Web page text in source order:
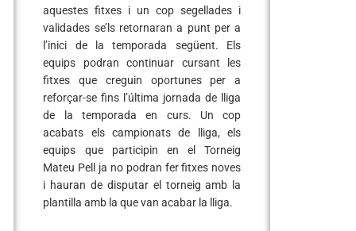
aquestes fitxes i un cop segellades i
validades se’ls retornaran a punt per a
l’inici de la temporada següent. Els
equips podran continuar cursant les
fitxes que creguin oportunes per a
reforçar-se fins l’última jornada de lliga
de la temporada en curs. Un cop
acabats els campionats de lliga, els
equips que participin en el Torneig
Mateu Pell ja no podran fer fitxes noves
i hauran de disputar el torneig amb la
plantilla amb la que van acabar la lliga.